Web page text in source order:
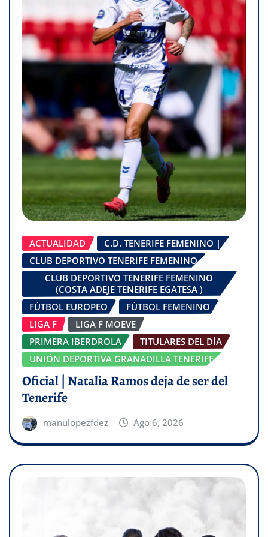
ACTUALIDAD
C.D. TENERIFE FEMENINO |
CLUB DEPORTIVO TENERIFE FEMENINO
CLUB DEPORTIVO TENERIFE FEMENINO
(COSTA ADEJE TENERIFE EGATESA )
FÚTBOL EUROPEO
FÚTBOL FEMENINO
LIGA F
LIGA F MOEVE
PRIMERA IBERDROLA
TITULARES DEL DÍA
UNIÓN DEPORTIVA GRANADILLA TENERIFE
Oficial | Natalia Ramos deja de ser del
Tenerife
manulopezfdez Ago 6, 2026